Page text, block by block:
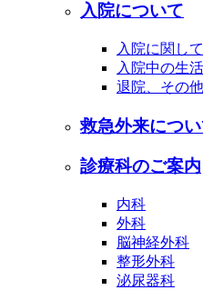
入院について
入院に関して
入院中の生
退院、その
救急外来につ
診療科のご案内
内科
外科
脳神経外科
整形外科
泌尿器科